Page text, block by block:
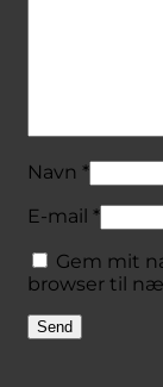
Navn *
E-mail *
Gem mit
browser til